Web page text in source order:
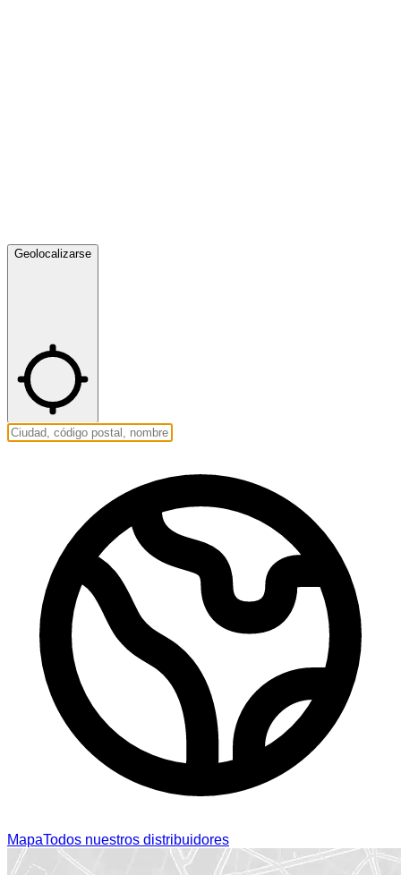
Geolocalizarse
MapaTodos nuestros distribuidores